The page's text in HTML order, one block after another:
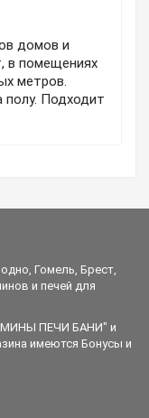
домов и
в помещениях
метров.
полу. Подходит
Гомель, Брест,
и печей для
ПЕЧИ БАНИ" и
имеются Бонусы и